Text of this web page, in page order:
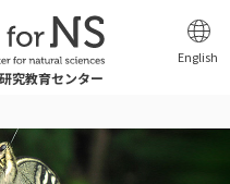
究教育センター
English